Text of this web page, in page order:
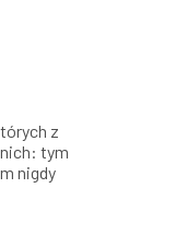
z
tym
nigdy